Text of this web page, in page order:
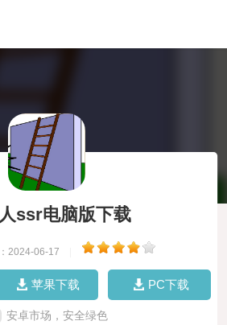
ssr电脑版下载
2024-06-17
苹果下载 PC下载
安卓市场，安全绿色